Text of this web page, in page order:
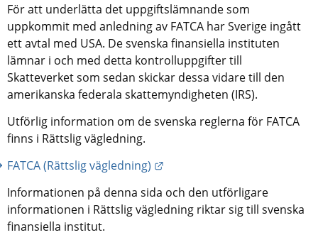
För att underlätta det uppgiftslämnande som
uppkommit med anledning av FATCA har Sverige ingått
ett avtal med USA. De svenska finansiella instituten
lämnar i och med detta kontrolluppgifter till
Skatteverket som sedan skickar dessa vidare till den
amerikanska federala skattemyndigheten (IRS).
Utförlig information om de svenska reglerna för FATCA
finns i Rättslig vägledning.
FATCA (Rättslig vägledning)
Informationen på denna sida och den utförligare
informationen i Rättslig vägledning riktar sig till svenska
finansiella institut.